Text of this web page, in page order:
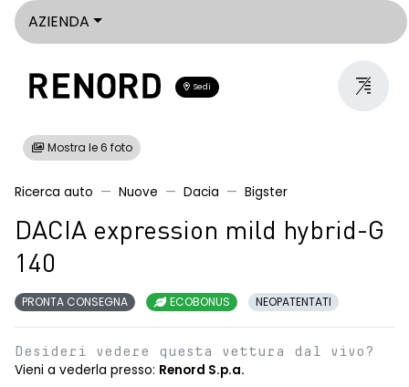
AZIENDA
Sedi
Mostra le 6 foto
Ricerca auto Nuove Dacia Bigster
DACIA expression mild hybrid-G
140
PRONTA CONSEGNA ECOBONUS NEOPATENTATI
Desideri vedere questa vettura dal vivo?
Vieni a vederla presso: Renord S.p.a.